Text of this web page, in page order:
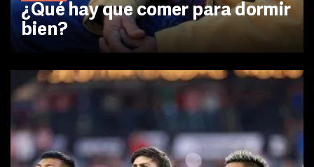
¿Qué hay que comer para dormir
bien?